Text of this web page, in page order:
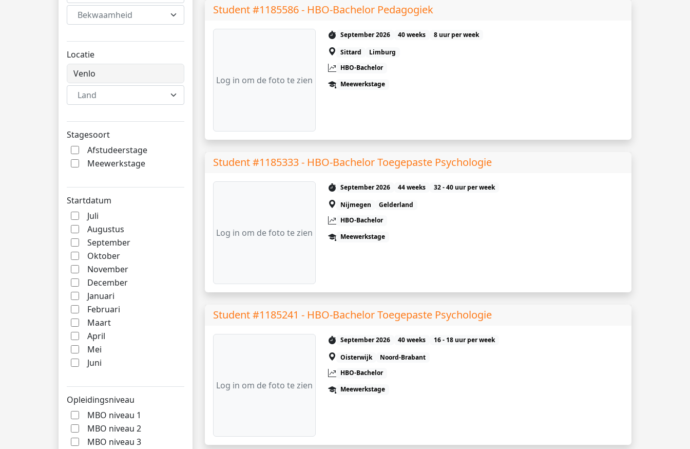
Bekwaamheid
Locatie
Land
Stagesoort
Afstudeerstage
Meewerkstage
Startdatum
Juli
Augustus
September
Oktober
November
December
Januari
Februari
Maart
April
Mei
Juni
Opleidingsniveau
MBO niveau 1
MBO niveau 2
MBO niveau 3
Student #1185586 - HBO-Bachelor Pedagogiek
Log in om de foto te zien
September 2026 40 weeks
8 uur per week
Sittard
Limburg
HBO-Bachelor
Meewerkstage
Student #1185333 - HBO-Bachelor Toegepaste Psychologie
Log in om de foto te zien
September 2026 44 weeks
32 - 40 uur per week
Nijmegen
Gelderland
HBO-Bachelor
Meewerkstage
Student #1185241 - HBO-Bachelor Toegepaste Psychologie
Log in om de foto te zien
September 2026 40 weeks
16 - 18 uur per week
Oisterwijk
Noord-Brabant
HBO-Bachelor
Meewerkstage